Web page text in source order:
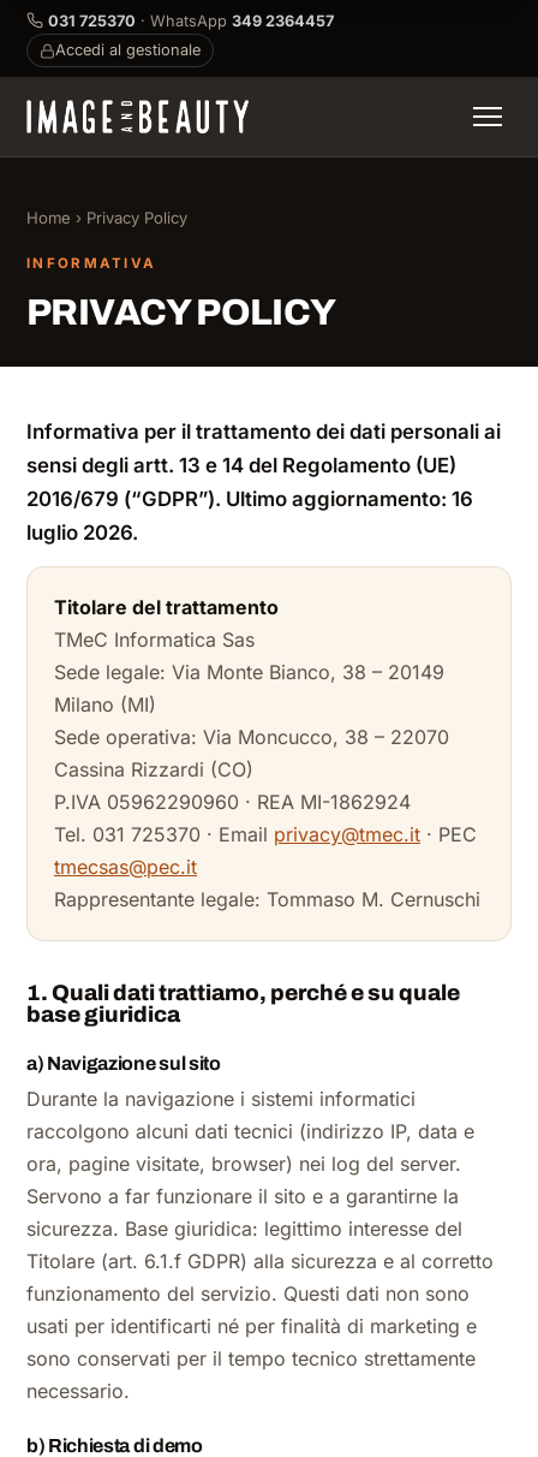
031 725370 · WhatsApp 349 2364457
Accedi al gestionale
Home › Privacy Policy
INFORMATIVA
PRIVACY POLICY
Informativa per il trattamento dei dati personali ai
sensi degli artt. 13 e 14 del Regolamento (UE)
2016/679 (“GDPR”). Ultimo aggiornamento: 16
luglio 2026.
Titolare del trattamento
TMeC Informatica Sas
Sede legale: Via Monte Bianco, 38 – 20149
Milano (MI)
Sede operativa: Via Moncucco, 38 – 22070
Cassina Rizzardi (CO)
P.IVA 05962290960 · REA MI-1862924
Tel. 031 725370 · Email privacy@tmec.it · PEC
tmecsas@pec.it
Rappresentante legale: Tommaso M. Cernuschi
1. Quali dati trattiamo, perché e su quale
base giuridica
a) Navigazione sul sito
Durante la navigazione i sistemi informatici
raccolgono alcuni dati tecnici (indirizzo IP, data e
ora, pagine visitate, browser) nei log del server.
Servono a far funzionare il sito e a garantirne la
sicurezza. Base giuridica: legittimo interesse del
Titolare (art. 6.1.f GDPR) alla sicurezza e al corretto
funzionamento del servizio. Questi dati non sono
usati per identificarti né per finalità di marketing e
sono conservati per il tempo tecnico strettamente
necessario.
b) Richiesta di demo